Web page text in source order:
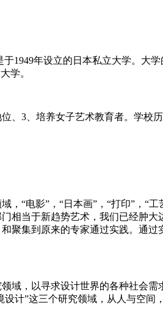
1949年设立的日本私立大学。大
学。
3、培养女子艺术教育者。学校
“电影”，“日本画”，“打印”，“
相当于新趋势艺术，我们已经肿
聚集到原来的专家通过实践。通
域，以寻求设计世界的各种社会
计”这三个研究领域，从人与空